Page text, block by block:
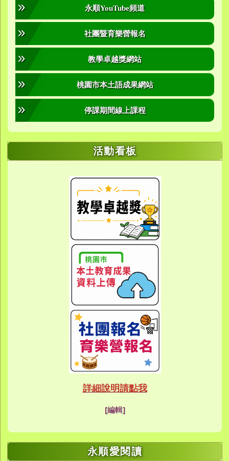
永順YouTube頻道
社團暨育樂營報名
教學卓越獎網站
桃園市本土語成果網站
停課期間線上課程
活動看板
link to https://
link to https://
link to https://
link to https://sites.google.com/
link to https://sites.google.com/
link to https://
link to https://
link to https://
link to https://
link to https://
link to https://10000.gov.tw/
link to https://
link to https://
link to https://
link to https://
link to https://
link to https://
link to https://
link to https://
link to https://
link to https://
link to https://
link to https://
link to https://
link to https://
link to https://
link to https://
link to https://
link to https://
link to https://
link to https://
link to https://
link to https://
link to https://
link to https://
link to https://
link to https://
link to https://
link to https://
link to https://
link to https://
link to https://
link to https://
link to https://
link to https://
link to https://
link to https://
link to https://
link to https://
link to https://
link to https://
link to https://
link to https://
link to https://
link to https://
link to https://
link to https://
link to https://
link to https://
link to https://
link to https://
link to https://
link to https://
link to https://
link to https://
link to https://
link to https://
link to https://
link to https://
link to https://
link to https://
ink to https://forms.gle/
詳細說明請點我
link to https://
[編輯]
永順愛閱讀